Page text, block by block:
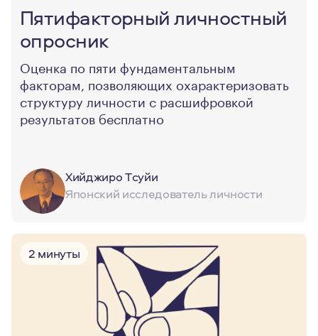
Пятифакторный личностный
опросник
Оценка по пяти фундаментальным
факторам, позволяющих охарактеризовать
структуру личности с расшифровкой
результатов бесплатно
Хийджиро Тcуйи
Японский исследователь личности
2 минуты